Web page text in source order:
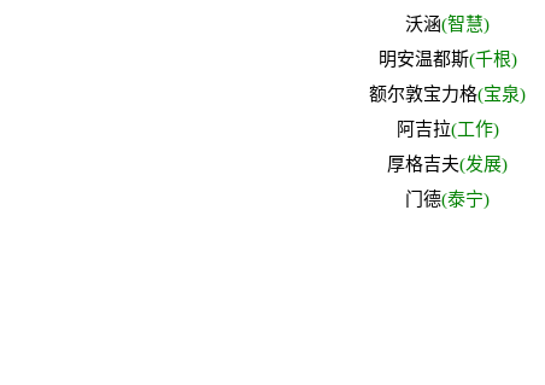
沃涵(智慧)
明安温都斯(千根)
额尔敦宝力格(宝泉)
阿吉拉(工作)
厚格吉夫(发展)
门德(泰宁)